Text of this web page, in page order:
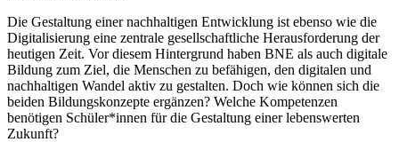
Die Gestaltung einer nachhaltigen Entwicklung ist ebenso wie die
Digitalisierung eine zentrale gesellschaftliche Herausforderung der
heutigen Zeit. Vor diesem Hintergrund haben BNE als auch digitale
Bildung zum Ziel, die Menschen zu befähigen, den digitalen und
nachhaltigen Wandel aktiv zu gestalten. Doch wie können sich die
beiden Bildungskonzepte ergänzen? Welche Kompetenzen
benötigen Schüler*innen für die Gestaltung einer lebenswerten
Zukunft?